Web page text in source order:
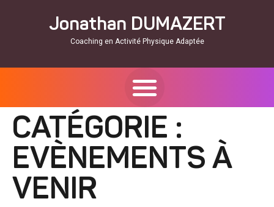
Jonathan DUMAZERT
Coaching en Activité Physique Adaptée
CATÉGORIE :
EVÈNEMENTS À
VENIR